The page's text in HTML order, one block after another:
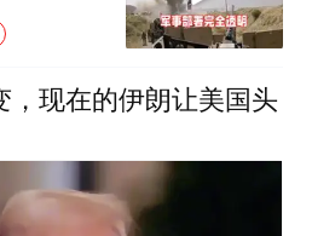
，现在的伊朗让美国头